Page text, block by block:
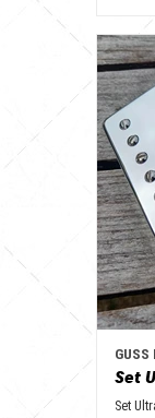
GUSS
Set
Set